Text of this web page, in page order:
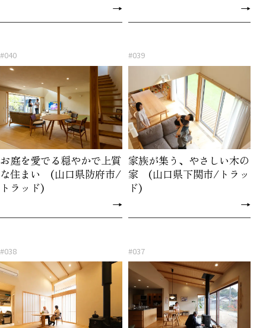
→
→
#040
お庭を愛でる穏やかで上質
な住まい (山口県防府市/
トラッド)
→
#039
家族が集う、やさしい木の
家 (山口県下関市/トラッ
ド)
→
#038 #037